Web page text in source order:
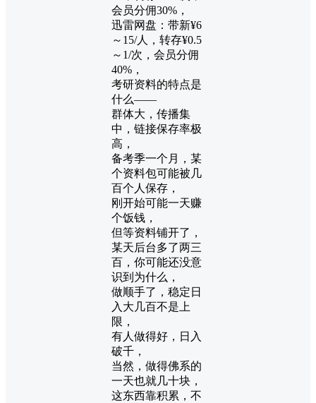
会员分佣30%，
迅雷网盘：带新¥6
～15/人，转存¥0.5
～1/次，会员分佣
40%，
考研资料的特点是
什么——
群体大，传播集
中，链接保存率极
高，
备考季一个月，某
个资料包可能被几
百个人保存，
刚开始可能一天赚
个饭钱，
但等资料铺开了，
某天后台多了两三
百，你可能还没意
识到为什么，
做顺手了，稳定日
入大几百不是上
限，
有人做得好，日入
破千，
当然，做得佛系的
一天也就几十块，
这东西靠积累，不